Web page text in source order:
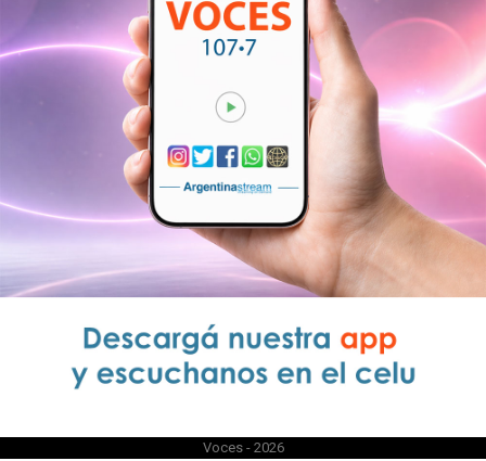
Voces - 2026